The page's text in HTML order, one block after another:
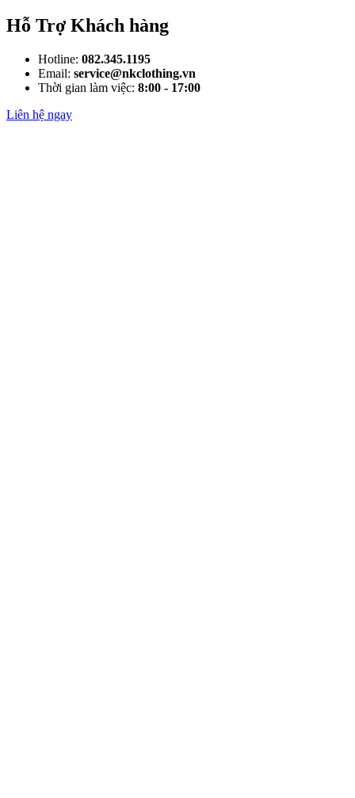
Hỗ Trợ Khách hàng
Hotline: 082.345.1195
Email: service@nkclothing.vn
Thời gian làm việc: 8:00 - 17:00
Liên hệ ngay